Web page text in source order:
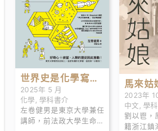
世界史是化學寫成
的：從玻璃到手
機，從肥料到炸
藥，保證有趣的化
2025年 5 月
化學 , 學科書介
左卷健男是東京大學兼任
講師，前法政大學生命科
馬來姑
2023年
中文, 學
劉以鬯，
籍浙江鎮